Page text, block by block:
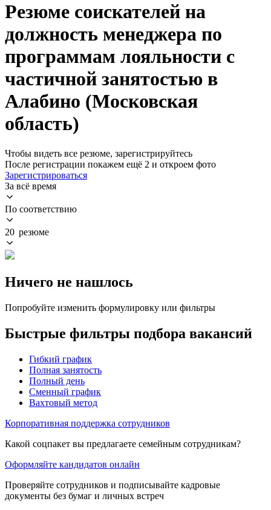
Резюме соискателей на
должность менеджера по
программам лояльности с
частичной занятостью в
Алабино (Московская
область)
Чтобы видеть все резюме, зарегистрируйтесь
После регистрации покажем ещё 2 и откроем фото
Зарегистрироваться
За всё время
По соответствию
20 резюме
Ничего не нашлось
Попробуйте изменить формулировку или фильтры
Быстрые фильтры подбора вакансий
Гибкий график
Полная занятость
Полный день
Сменный график
Вахтовый метод
Корпоративная поддержка сотрудников
Какой соцпакет вы предлагаете семейным сотрудникам?
Оформляйте кандидатов онлайн
Проверяйте сотрудников и подписывайте кадровые
документы без бумаг и личных встреч